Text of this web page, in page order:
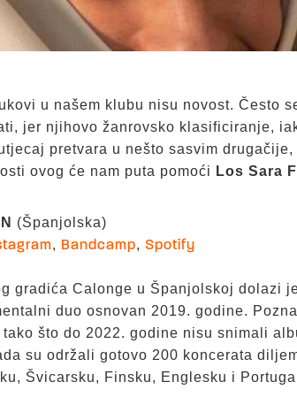
u našem klubu nisu novost. Često
jer njihovo žanrovsko klasificiranje,
pretvara u nešto sasvim
ovog će nam puta pomoći Los Sara
(Španjolska)
, Bandcamp, Spotify
gradića Calonge u Španjolskoj dolazi
duo osnovan 2019. godine.
što do 2022. godine nisu snimali
su održali gotovo 200 koncerata
Švicarsku, Finsku, Englesku i